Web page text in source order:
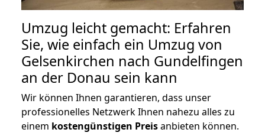
Umzug leicht gemacht: Erfahren
Sie, wie einfach ein Umzug von
Gelsenkirchen nach Gundelfingen
an der Donau sein kann
Wir können Ihnen garantieren, dass unser
professionelles Netzwerk Ihnen nahezu alles zu
einem kostengünstigen Preisanbieten können.